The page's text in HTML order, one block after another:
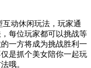
动休闲玩法，玩家通
每位玩家都可以挑战等
一方将成为挑战胜利一
是抓个美女陪你一起玩
哦。